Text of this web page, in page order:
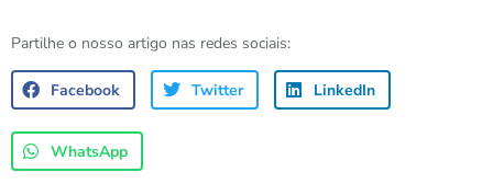
Partilhe o nosso artigo nas redes sociais:
Facebook Twitter LinkedIn
WhatsApp